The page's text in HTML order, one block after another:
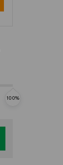
100%